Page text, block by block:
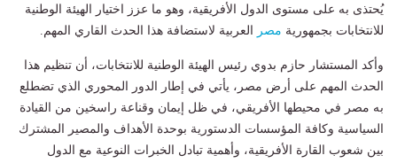
يُحتذى به على مستوى الدول الأفريقية، وهو ما عزز اختيار الهيئة الوطنية
للانتخابات بجمهورية مصر العربية لاستضافة هذا الحدث القاري المهم.
وأكد المستشار حازم بدوي رئيس الهيئة الوطنية للانتخابات، أن تنظيم هذا
الحدث المهم على أرض مصر، يأتي في إطار الدور المحوري الذي تضطلع
به مصر في محيطها الأفريقي، في ظل إيمان وقناعة راسخين من القيادة
السياسية وكافة المؤسسات الدستورية بوحدة الأهداف والمصير المشترك
بين شعوب القارة الأفريقية، وأهمية تبادل الخبرات النوعية مع الدول